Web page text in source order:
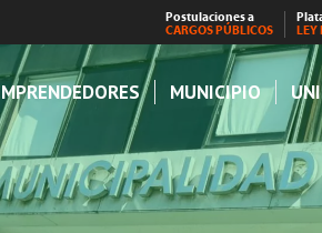
Postulaciones a
CARGOS PÚBLICOS
LEY
MUNICIPIO